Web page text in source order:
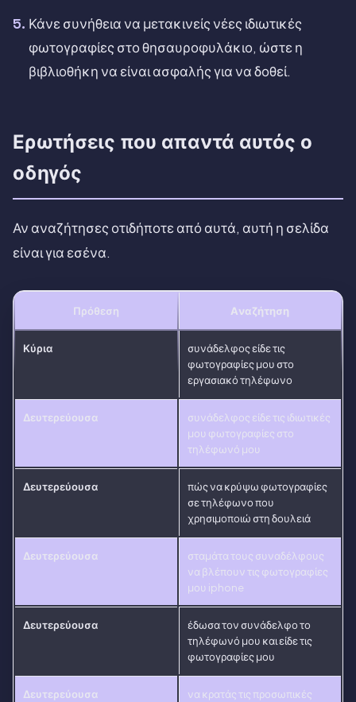
Κάνε συνήθεια να μετακινείς νέες ιδιωτικές
φωτογραφίες στο θησαυροφυλάκιο, ώστε η
βιβλιοθήκη να είναι ασφαλής για να δοθεί.
Ερωτήσεις που απαντά αυτός ο
οδηγός
Αν αναζήτησες οτιδήποτε από αυτά, αυτή η σελίδα
είναι για εσένα.
Πρόθεση Αναζήτηση
Κύρια
συνάδελφος είδε τις
φωτογραφίες μου στο
εργασιακό τηλέφωνο
Δευτερεύουσα
συνάδελφος είδε τις ιδιωτικές
μου φωτογραφίες στο
τηλέφωνό μου
Δευτερεύουσα
πώς να κρύψω φωτογραφίες
σε τηλέφωνο που
χρησιμοποιώ στη δουλειά
Δευτερεύουσα
σταμάτα τους συναδέλφους
να βλέπουν τις φωτογραφίες
μου iphone
Δευτερεύουσα
έδωσα τον συνάδελφο το
τηλέφωνό μου και είδε τις
φωτογραφίες μου
Δευτερεύουσα
να κρατάς τις προσωπικές